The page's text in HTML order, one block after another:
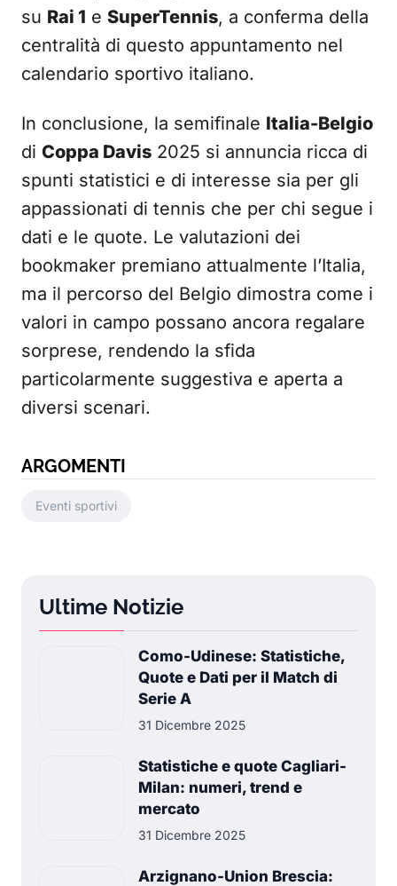
su Rai 1 e SuperTennis, a conferma della
centralità di questo appuntamento nel
calendario sportivo italiano.
In conclusione, la semifinale Italia-Belgio
di Coppa Davis 2025 si annuncia ricca di
spunti statistici e di interesse sia per gli
appassionati di tennis che per chi segue i
dati e le quote. Le valutazioni dei
bookmaker premiano attualmente l’Italia,
ma il percorso del Belgio dimostra come i
valori in campo possano ancora regalare
sorprese, rendendo la sfida
particolarmente suggestiva e aperta a
diversi scenari.
ARGOMENTI
Eventi sportivi
Ultime Notizie
Como-Udinese: Statistiche,
Quote e Dati per il Match di
Serie A
31 Dicembre 2025
Statistiche e quote Cagliari-
Milan: numeri, trend e
mercato
31 Dicembre 2025
Arzignano-Union Brescia: